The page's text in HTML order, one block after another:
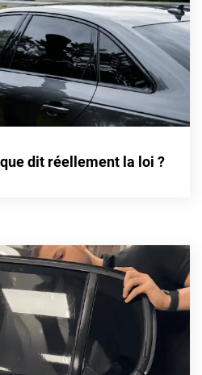
dit réellement la loi ?